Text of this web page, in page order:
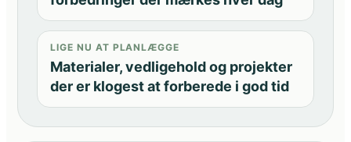
LIGE NU AT PLANLÆGGE
Materialer, vedligehold og projekter
der er klogest at forberede i god tid